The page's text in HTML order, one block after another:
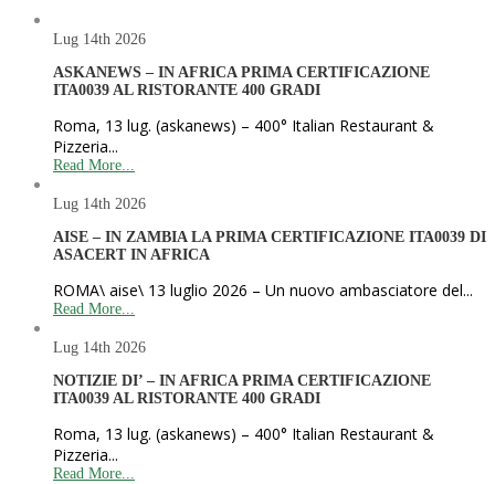
Lug 14th 2026
ASKANEWS – IN AFRICA PRIMA CERTIFICAZIONE
ITA0039 AL RISTORANTE 400 GRADI
Roma, 13 lug. (askanews) – 400° Italian Restaurant &
Pizzeria...
Read More...
Lug 14th 2026
AISE – IN ZAMBIA LA PRIMA CERTIFICAZIONE ITA0039 DI
ASACERT IN AFRICA
ROMA\ aise\ 13 luglio 2026 – Un nuovo ambasciatore del...
Read More...
Lug 14th 2026
NOTIZIE DI’ – IN AFRICA PRIMA CERTIFICAZIONE
ITA0039 AL RISTORANTE 400 GRADI
Roma, 13 lug. (askanews) – 400° Italian Restaurant &
Pizzeria...
Read More...